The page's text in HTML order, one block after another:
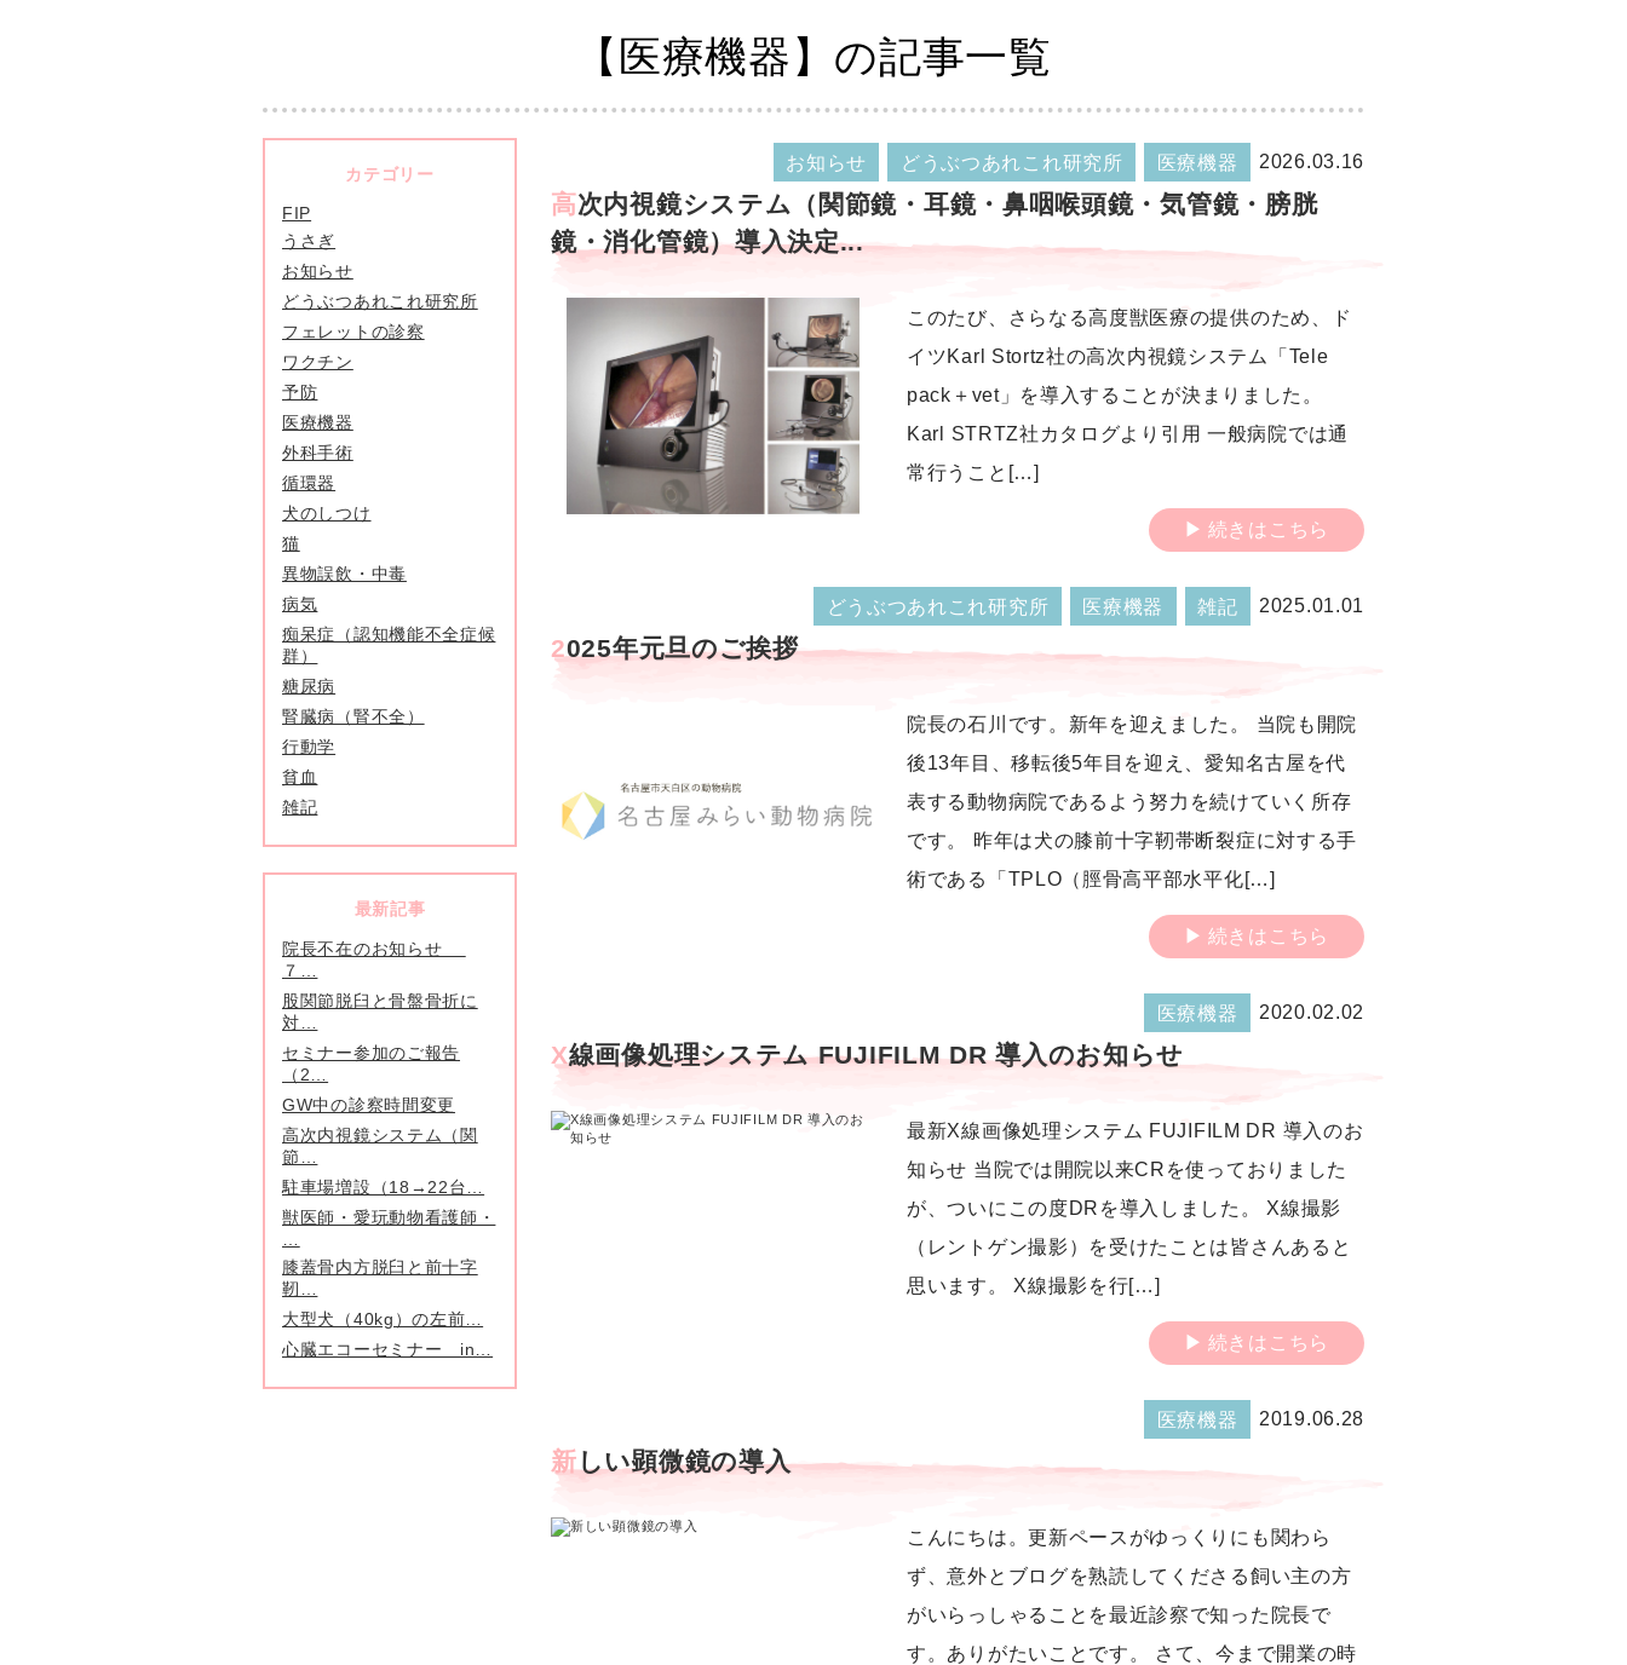
【医療機器】の記事一覧
お知らせ どうぶつあれこれ研究所 医療機器 2026.03.16
高次内視鏡システム（関節鏡・耳鏡・鼻咽喉頭鏡・気管鏡・膀胱
鏡・消化管鏡）導入決定...
このたび、さらなる高度獣医療の提供のため、ド
イツKarl Stortz社の高次内視鏡システム「Tele
pack＋vet」を導入することが決まりました。
Karl STRTZ社カタログより引用 一般病院では通
常行うこと[…]
続きはこちら
どうぶつあれこれ研究所 医療機器 雑記 2025.01.01
2025年元旦のご挨拶
院長の石川です。新年を迎えました。 当院も開院
後13年目、移転後5年目を迎え、愛知名古屋を代
表する動物病院であるよう努力を続けていく所存
です。 昨年は犬の膝前十字靭帯断裂症に対する手
術である「TPLO（脛骨高平部水平化[…]
続きはこちら
医療機器 2020.02.02
X線画像処理システム FUJIFILM DR 導入のお知らせ
最新X線画像処理システム FUJIFILM DR 導入のお
知らせ 当院では開院以来CRを使っておりました
が、ついにこの度DRを導入しました。 X線撮影
（レントゲン撮影）を受けたことは皆さんあると
思います。 X線撮影を行[…]
続きはこちら
医療機器 2019.06.28
新しい顕微鏡の導入
こんにちは。更新ペースがゆっくりにも関わら
ず、意外とブログを熟読してくださる飼い主の方
がいらっしゃることを最近診察で知った院長で
す。ありがたいことです。 さて、今まで開業の時
カテゴリー
FIP
うさぎ
お知らせ
どうぶつあれこれ研究所
フェレットの診察
ワクチン
予防
医療機器
外科手術
循環器
犬のしつけ
猫
異物誤飲・中毒
病気
痴呆症（認知機能不全症候
群）
糖尿病
腎臓病（腎不全）
行動学
貧血
雑記
最新記事
院長不在のお知らせ
７…
股関節脱臼と骨盤骨折に
対…
セミナー参加のご報告
（2…
GW中の診察時間変更
高次内視鏡システム（関
節…
駐車場増設（18→22台…
獣医師・愛玩動物看護師・
膝蓋骨内方脱臼と前十字
靭…
大型犬（40kg）の左前…
心臓エコーセミナー in…